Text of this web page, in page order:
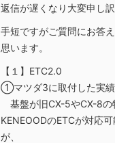
返信が遅くなり大変申し訳
手短ですがご質問にお答
思います。
【１】ETC2.0
①マツダ3に取付した実績
基盤が旧CX-5やCX-8の
KENEOODのETCが対応
が、